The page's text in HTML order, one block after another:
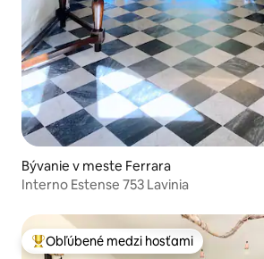
Bývanie v meste Ferrara
Interno Estense 753 Lavinia
Najobľúbenejšie medzi hosťami
Obľúbené medzi hosťami